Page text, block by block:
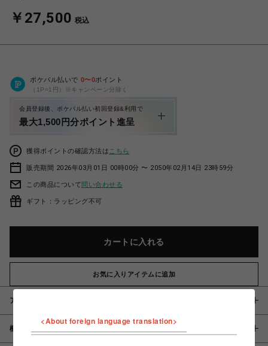
￥27,500 税込
ポケパル払いで 0〜0ポイント
（1P=1円）※キャンペーン分除く
会員登録後、ポケパル払い初回登録&利用で
最大1,500円分ポイント進呈
獲得ポイントの確認方法は こちら
販売期間 2026年03月01日 00時00分 〜 2050年02月14日 23時59分
この商品について問い合わせる
ギフト：ラッピング不可
カートに入れる
お気に入りアイテムに追加
アイテム説明 / 素材
概要
<About foreign language translation>